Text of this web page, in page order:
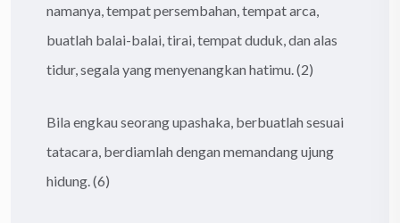
namanya, tempat persembahan, tempat arca,
buatlah balai-balai, tirai, tempat duduk, dan alas
tidur, segala yang menyenangkan hatimu. (2)
Bila engkau seorang upashaka, berbuatlah sesuai
tatacara, berdiamlah dengan memandang ujung
hidung. (6)